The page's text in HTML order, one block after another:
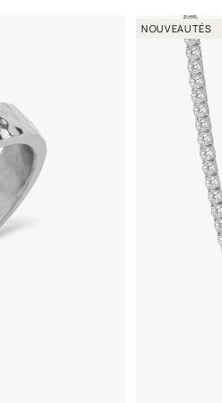
NOUVEAUTÉS